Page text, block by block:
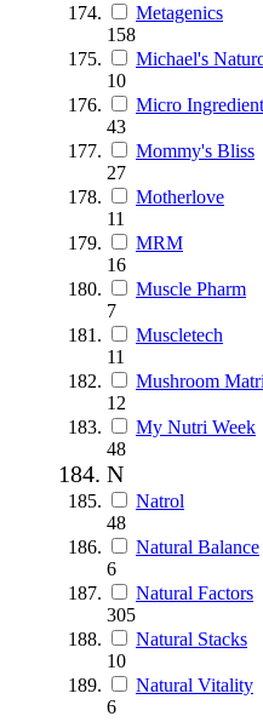
Metagenics
158
Michael's
10
Micro
43
Mommy's Bliss
27
Motherlove
11
MRM
16
Muscle Pharm
7
Muscletech
11
Mushroom
12
My Nutri Week
48
N
Natrol
48
Natural Balance
6
Natural Factors
305
Natural Stacks
10
Natural Vitality
6